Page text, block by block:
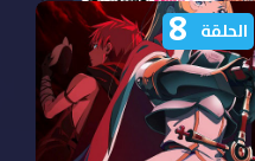
مشاهدة انمي Himesama
Goumon no Jikan desu
الموسم الثاني الحلقة 10
مترجمة
الحلقة 8